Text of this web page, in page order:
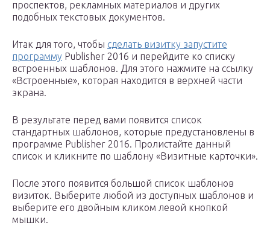
проспектов, рекламных материалов и других
подобных текстовых документов.
Итак для того, чтобы сделать визитку запустите
программу Publisher 2016 и перейдите ко списку
встроенных шаблонов. Для этого нажмите на ссылку
«Встроенные», которая находится в верхней части
экрана.
В результате перед вами появится список
стандартных шаблонов, которые предустановлены в
программе Publisher 2016. Пролистайте данный
список и кликните по шаблону «Визитные карточки».
После этого появится большой список шаблонов
визиток. Выберите любой из доступных шаблонов и
выберите его двойным кликом левой кнопкой
мышки.